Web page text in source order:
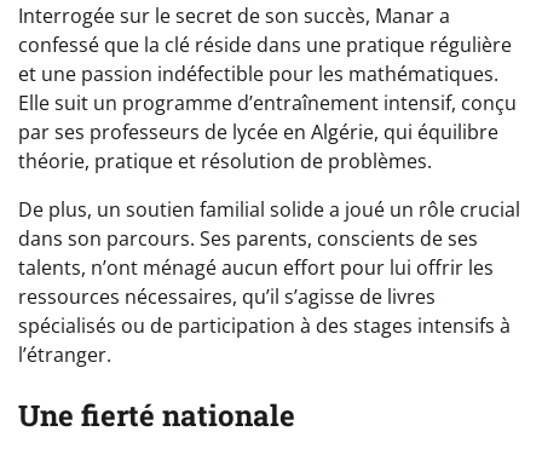
Interrogée sur le secret de son succès, Manar a
confessé que la clé réside dans une pratique régulière
et une passion indéfectible pour les mathématiques.
Elle suit un programme d’entraînement intensif, conçu
par ses professeurs de lycée en Algérie, qui équilibre
théorie, pratique et résolution de problèmes.
De plus, un soutien familial solide a joué un rôle crucial
dans son parcours. Ses parents, conscients de ses
talents, n’ont ménagé aucun effort pour lui offrir les
ressources nécessaires, qu’il s’agisse de livres
spécialisés ou de participation à des stages intensifs à
l’étranger.
Une fierté nationale